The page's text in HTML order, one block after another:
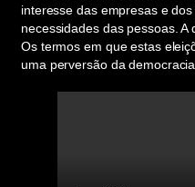
interesse das empresas e
necessidades das pessoas. A
Os termos em que estas
uma perversão da